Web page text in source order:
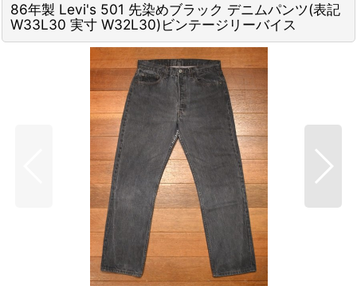
86年製 Levi's 501 先染めブラック デニムパンツ(表記
W33L30 実寸 W32L30)ビンテージリーバイス